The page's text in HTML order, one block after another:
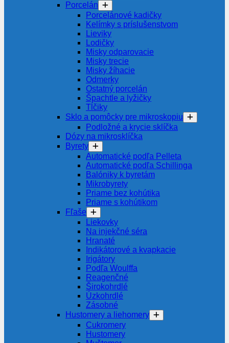
Porcelán
Porcelánové kadičky
Kelímky s príslušenstvom
Lieviky
Lodičky
Misky odparovacie
Misky trecie
Misky žíhacie
Odmerky
Ostatný porcelán
Špachtle a lyžičky
Tĺčiky
Sklo a pomôcky pre mikroskopiu
Podložné a krycie sklíčka
Dózy na mikrosklíčka
Byrety
Automatické podľa Pelleta
Automatické podľa Schillinga
Balóniky k byretám
Mikrobyrety
Priame bez kohútika
Priame s kohútikom
Fľaše
Liekovky
Na injekčné séra
Hranaté
Indikátorové a kvapkacie
Irigátory
Podľa Woulffa
Reagenčné
Širokohrdlé
Úzkohrdlé
Zásobné
Hustomery a liehomery
Cukromery
Hustomery